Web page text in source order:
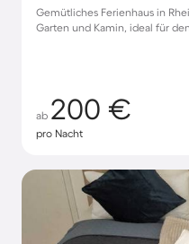
Gemütliches Ferienhaus in
Garten und Kamin, ideal für
ab 200 €
pro Nacht